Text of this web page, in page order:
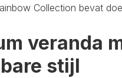
Collection bevat
veranda
stijl